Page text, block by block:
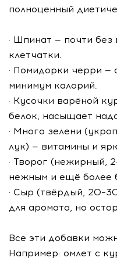
полноценный
· Шпинат — почти
клетчатки.
· Помидорки черри —
минимум калорий.
· Кусочки варёной
белок, насыщает
· Много зелени
лук) — витамины и
· Творог (нежирный,
нежным и ещё более
· Сыр (твёрдый,
для аромата, но
Все эти добавки
Например: омлет с